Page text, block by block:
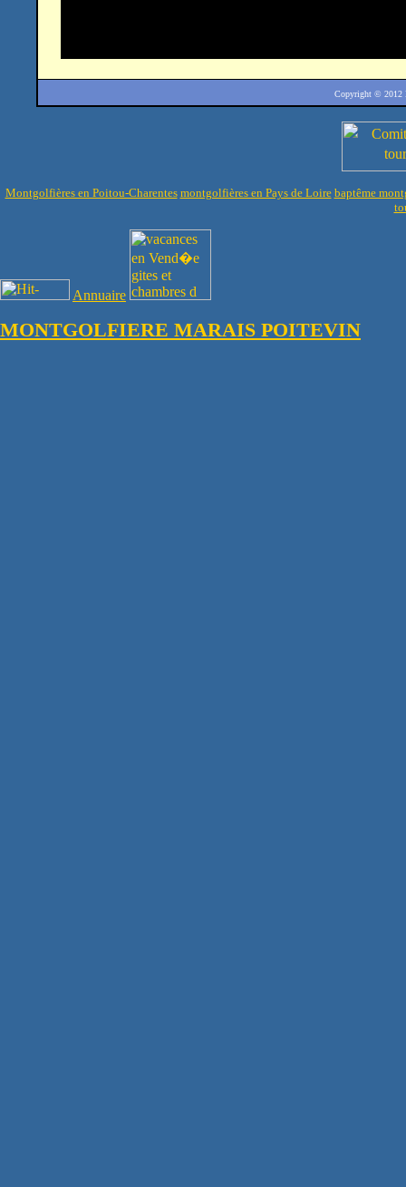
Copyright © 2012
Montgolfières en Poitou-Charentes montgolfières en Pays de Loire baptême
Annuaire
MONTGOLFIERE MARAIS POITEVIN